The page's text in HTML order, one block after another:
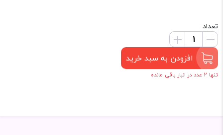
تعداد
افزودن به سبد خرید
تنها 2 عدد در انبار باقی مانده